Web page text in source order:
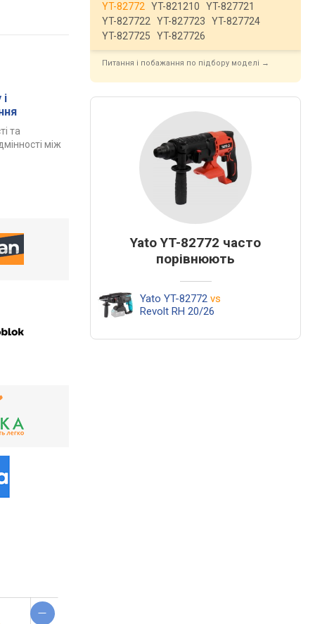
та
між
YT-82772
YT-821210
YT-827721
YT-827722
YT-827723
YT-827724
YT-827725
YT-827726
Питання і побажання по підбору моделі →
Yato YT-82772 часто
порівнюють
Yato YT-82772 vs
Revolt RH 20/26